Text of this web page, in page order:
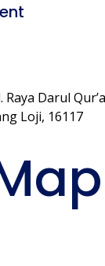
Raya Darul
Loji, 16117